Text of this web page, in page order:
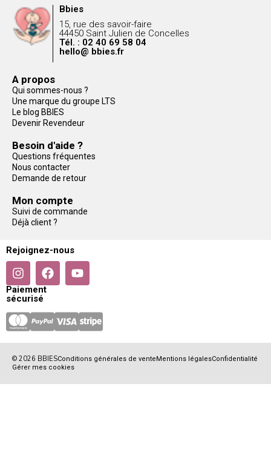
Bbies
15, rue des savoir-faire
44450 Saint Julien de Concelles
Tél. : 02 40 69 58 04
hello@ bbies.fr
A propos
Qui sommes-nous ?
Une marque du groupe LTS
Le blog BBIES
Devenir Revendeur
Besoin d'aide ?
Questions fréquentes
Nous contacter
Demande de retour
Mon compte
Suivi de commande
Déjà client ?
Rejoignez-nous
Paiement
sécurisé
© 2026 BBIESConditions générales de venteMentions légalesConfidentialité
Gérer mes cookies